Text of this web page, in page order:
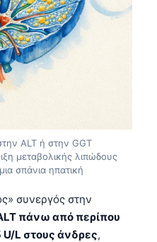
ALT ή στην GGT
μεταβολικής λιπώδους
σπάνια ηπατική
συνεργός στην
πάνω από περίπου
U/L στους άνδρες,